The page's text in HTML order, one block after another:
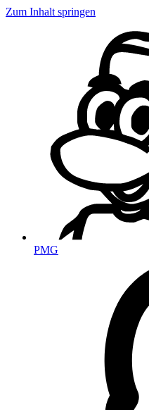
Zum Inhalt springen
PMG